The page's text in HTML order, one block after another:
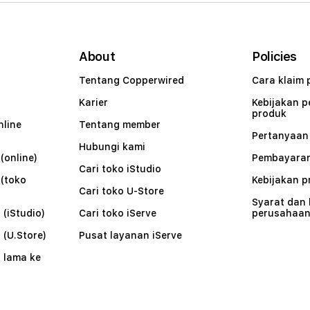
lama ke
About
Tentang Copperwired
Karier
Tentang member
Hubungi kami
Cari toko iStudio
Cari toko U-Store
Cari toko iServe
Pusat layanan iServe
Policies
Cara klaim
Kebijakan
produk
Pertanyaan
Kebijakan
Syarat dan
perusahaan